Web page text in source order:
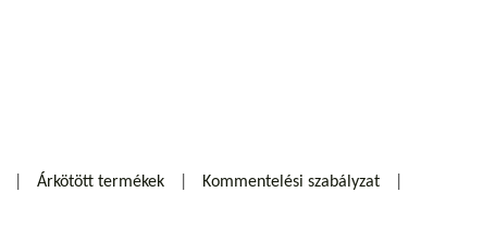
Árkötött termékek Kommentelési szabályzat